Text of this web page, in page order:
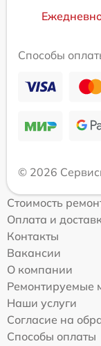
Способы
© 2026
Стоимость
Оплата и
Контакты
Вакансии
О компании
Ремонтируемые
Наши услуги
Согласие на
Способы оплаты